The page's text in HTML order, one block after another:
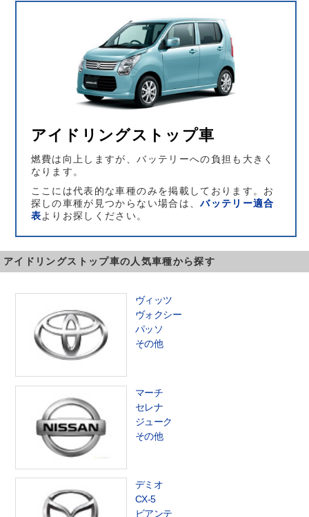
アイドリングストップ車
燃費は向上しますが、バッテリーへの負担も大きく
なります。
ここには代表的な車種のみを掲載しております。お
探しの車種が見つからない場合は、バッテリー適合
表よりお探しください。
アイドリングストップ車の人気車種から探す
ヴィッツ
ヴォクシー
パッソ
その他
マーチ
セレナ
ジューク
その他
デミオ
CX-5
ビアンテ